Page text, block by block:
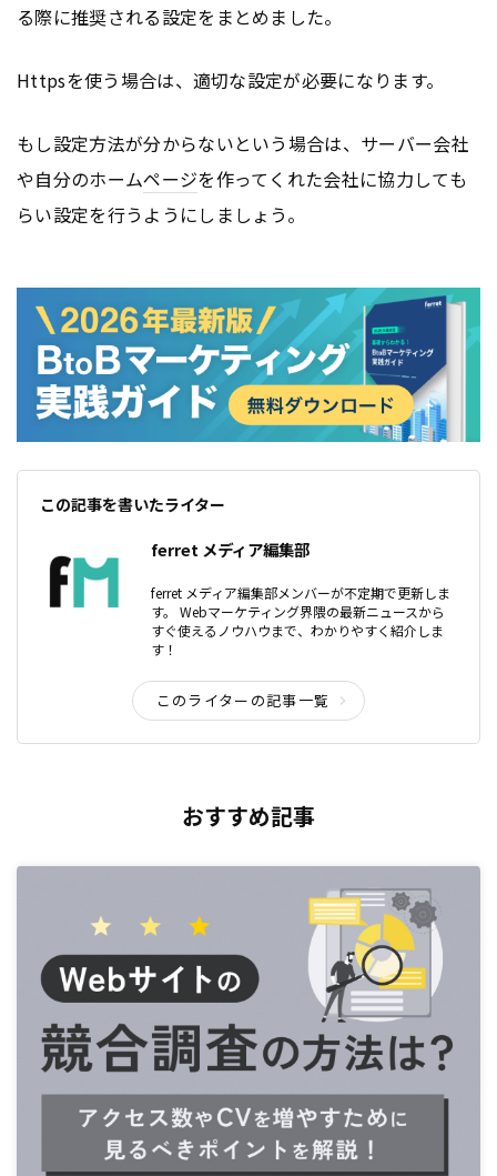
る際に推奨される設定をまとめました。
Httpsを使う場合は、適切な設定が必要になります。
もし設定方法が分からないという場合は、サーバー会社
や自分のホームページを作ってくれた会社に協力しても
らい設定を行うようにしましょう。
この記事を書いたライター
ferret メディア編集部
ferret メディア編集部メンバーが不定期で更新しま
す。 Webマーケティング界隈の最新ニュースから
すぐ使えるノウハウまで、わかりやすく紹介しま
す！
このライターの記事一覧
おすすめ記事